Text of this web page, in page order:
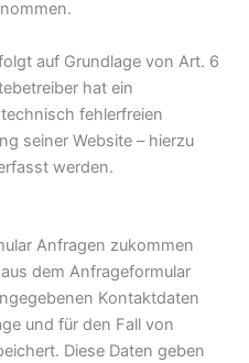
auf Grundlage von Art. 6
hat ein
fehlerfreien
seiner Website – hierzu
werden.
Anfragen zukommen
dem Anfrageformular
Kontaktdaten
und für den Fall von
Diese Daten geben